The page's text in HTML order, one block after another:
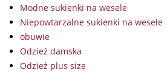
Modne sukienki na wesele
Niepowtarzalne sukienki na wesele
obuwie
Odzież damska
Odzież plus size